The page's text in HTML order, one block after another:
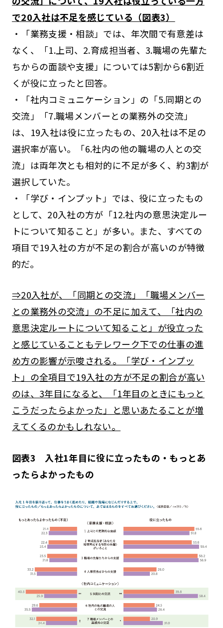
で20入社は不足を感じている（図表3）
・「業務支援・相談」では、年次間で有意差は
なく、「1.上司、2.育成担当者、3.職場の先輩た
ちからの面談や支援」については5割から6割近
くが役に立ったと回答。
・「社内コミュニケーション」の「5.同期との
交流」「7.職場メンバーとの業務外の交流」
は、19入社は役に立ったもの、20入社は不足の
選択率が高い。「6.社内の他の職場の人との交
流」は両年次とも相対的に不足が多く、約3割が
選択していた。
・「学び・インプット」では、役に立ったもの
として、20入社の方が「12.社内の意思決定ルー
トについて知ること」が多い。また、すべての
項目で19入社の方が不足の割合が高いのが特徴
的だ。
⇒20入社が、「同期との交流」「職場メンバー
との業務外の交流」の不足に加えて、「社内の
意思決定ルートについて知ること」が役立った
と感じていることもテレワーク下での仕事の進
め方の影響が示唆される。「学び・インプッ
ト」の全項目で19入社の方が不足の割合が高い
のは、3年目になると、「1年目のときにもっと
こうだったらよかった」と思いあたることが増
えてくるのかもしれない。
図表3 入社1年目に役に立ったもの・もっとあ
ったらよかったもの